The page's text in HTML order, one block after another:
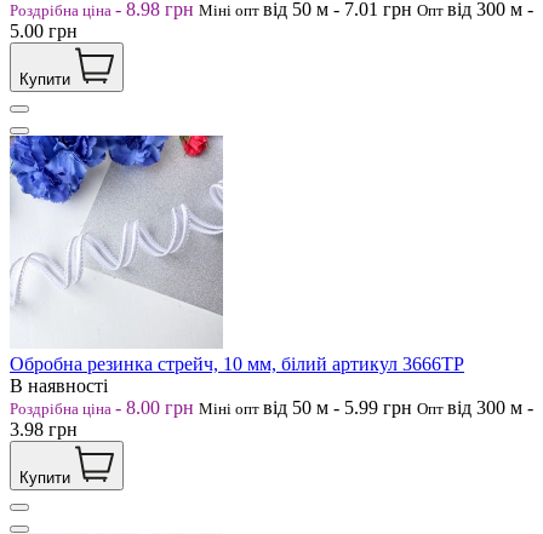
Роздрібна ціна - 8.98 грн Міні опт від 50 м - 7.01 грн Опт від 300 м -
5.00 грн
Купити
Обробна резинка стрейч, 10 мм, білий артикул 3666ТР
В наявності
Роздрібна ціна - 8.00 грн Міні опт від 50 м - 5.99 грн Опт від 300 м -
3.98 грн
Купити